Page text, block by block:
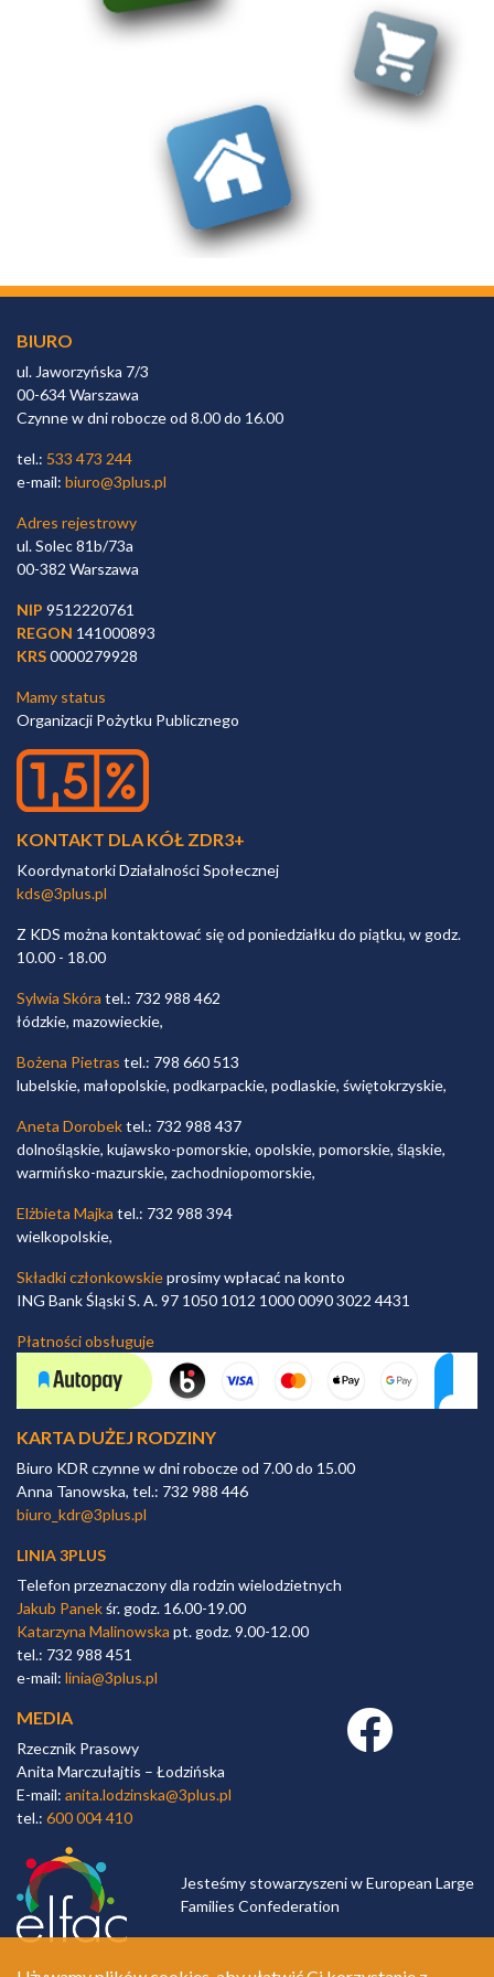
BIURO
ul. Jaworzyńska 7/3
00-634 Warszawa
Czynne w dni robocze od 8.00 do 16.00
tel.: 533 473 244
e-mail: biuro@3plus.pl
Adres rejestrowy
ul. Solec 81b/73a
00-382 Warszawa
NIP 9512220761
REGON 141000893
KRS0000279928
Mamy status
Organizacji Pożytku Publicznego
KONTAKT DLA KÓŁ ZDR3+
Koordynatorki Działalności Społecznej
kds@3plus.pl
Z KDS można kontaktować się od poniedziałku do piątku, w godz.
10.00 - 18.00
Sylwia Skóra tel.: 732 988 462
łódzkie, mazowieckie,
Bożena Pietras tel.: 798 660 513
lubelskie, małopolskie, podkarpackie, podlaskie, świętokrzyskie,
Aneta Dorobektel.: 732 988 437
dolnośląskie, kujawsko-pomorskie, opolskie, pomorskie, śląskie,
warmińsko-mazurskie, zachodniopomorskie,
Elżbieta Majka tel.: 732 988 394
wielkopolskie,
Składki członkowskieprosimy wpłacać na konto
ING Bank Śląski S. A. 97 1050 1012 1000 0090 3022 4431
Płatności obsługuje
KARTA DUŻEJ RODZINY
Biuro KDR czynne w dni robocze od 7.00 do 15.00
Anna Tanowska, tel.: 732 988 446
biuro_kdr@3plus.pl
LINIA 3PLUS
Telefon przeznaczony dla rodzin wielodzietnych
Jakub Panekśr. godz. 16.00-19.00
Katarzyna Malinowska pt. godz. 9.00-12.00
tel.: 732 988 451
e-mail: linia@3plus.pl
MEDIA
Rzecznik Prasowy
Anita Marczułajtis – Łodzińska
E-mail: anita.lodzinska@3plus.pl
tel.: 600 004 410
Facebook link
Jesteśmy stowarzyszeni w European Large
Families Confederation